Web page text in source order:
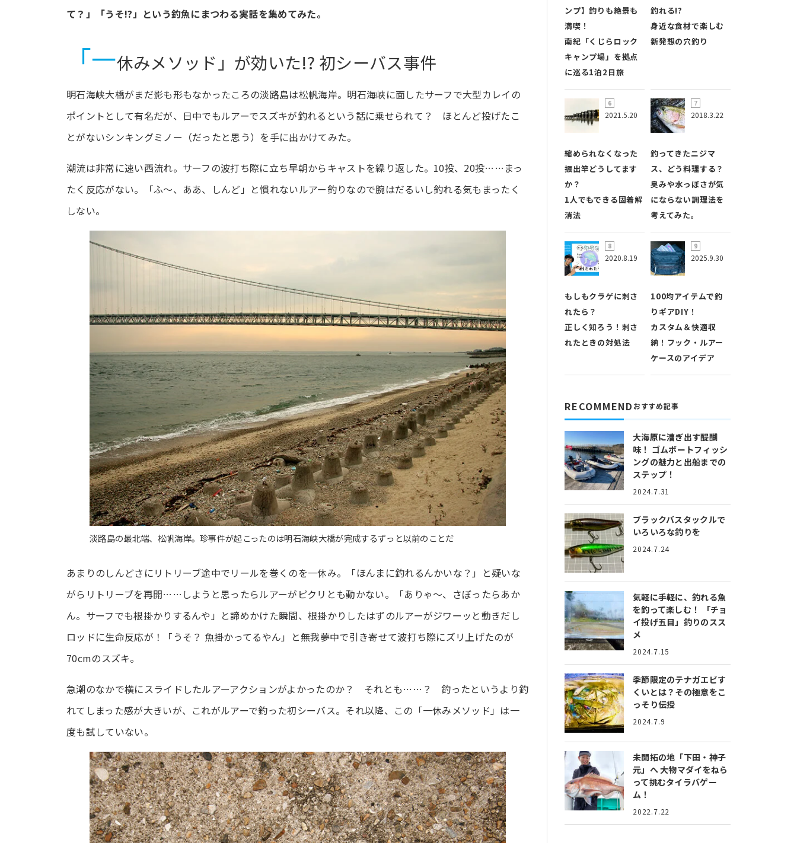
て？」「うそ!?」という釣魚にまつわる実話を集めてみた。
「一休みメソッド」が効いた!? 初シーバス事件
明石海峡大橋がまだ影も形もなかったころの淡路島は松帆海岸。明石海峡に面したサーフで大型カレイの
ポイントとして有名だが、日中でもルアーでスズキが釣れるという話に乗せられて？ ほとんど投げたこ
とがないシンキングミノー（だったと思う）を手に出かけてみた。
潮流は非常に速い西流れ。サーフの波打ち際に立ち早朝からキャストを繰り返した。10投、20投……まっ
たく反応がない。「ふ～、ああ、しんど」と慣れないルアー釣りなので腕はだるいし釣れる気もまったく
しない。
淡路島の最北端、松帆海岸。珍事件が起こったのは明石海峡大橋が完成するずっと以前のことだ
あまりのしんどさにリトリーブ途中でリールを巻くのを一休み。「ほんまに釣れるんかいな？」と疑いな
がらリトリーブを再開……しようと思ったらルアーがピクリとも動かない。「ありゃ～、さぼったらあか
ん。サーフでも根掛かりするんや」と諦めかけた瞬間、根掛かりしたはずのルアーがジワーッと動きだし
ロッドに生命反応が！「うそ？ 魚掛かってるやん」と無我夢中で引き寄せて波打ち際にズリ上げたのが
70cmのスズキ。
急潮のなかで横にスライドしたルアーアクションがよかったのか？ それとも……？ 釣ったというより釣
れてしまった感が大きいが、これがルアーで釣った初シーバス。それ以降、この「一休みメソッド」は一
度も試していない。
ンプ】釣りも絶景も
満喫！
南紀「くじらロック
キャンプ場」を拠点
に巡る1泊2日旅
釣れる!?
身近な食材で楽しむ
新発想の穴釣り
2021.5.20
縮められなくなった
振出竿どうしてます
か？
1人でもできる固着解
消法
2018.3.22
釣ってきたニジマ
ス、どう料理する？
臭みや水っぽさが気
にならない調理法を
考えてみた。
2020.8.19
もしもクラゲに刺さ
れたら？
正しく知ろう！刺さ
れたときの対処法
2025.9.30
100均アイテムで釣
りギアDIY！
カスタム＆快適収
納！フック・ルアー
ケースのアイデア
RECOMMEND おすすめ記事
大海原に漕ぎ出す醍醐
味！ ゴムボートフィッシ
ングの魅力と出船までの
ステップ！
2024.7.31
ブラックバスタックルで
いろいろな釣りを
2024.7.24
気軽に手軽に、釣れる魚
を釣って楽しむ！
「チョ
イ投げ五目」釣りのスス
メ
2024.7.15
季節限定のテナガエビす
くいとは？ その極意をこ
っそり伝授
2024.7.9
未開拓の地「下田・神子
元」へ大物マダイをねら
って挑むタイラバゲー
ム！
2022.7.22